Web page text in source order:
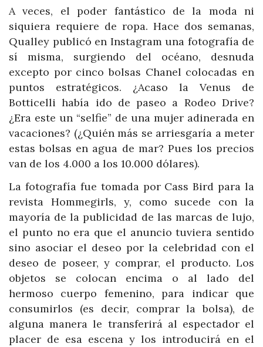
A veces, el poder fantástico de la moda ni
siquiera requiere de ropa. Hace dos semanas,
Qualley publicó en Instagram una fotografía de
sí misma, surgiendo del océano, desnuda
excepto por cinco bolsas Chanel colocadas en
puntos estratégicos. ¿Acaso la Venus de
Botticelli había ido de paseo a Rodeo Drive?
¿Era este un “selfie” de una mujer adinerada en
vacaciones? (¿Quién más se arriesgaría a meter
estas bolsas en agua de mar? Pues los precios
van de los 4.000 a los 10.000 dólares).
La fotografía fue tomada por Cass Bird para la
revista Hommegirls, y, como sucede con la
mayoría de la publicidad de las marcas de lujo,
el punto no era que el anuncio tuviera sentido
sino asociar el deseo por la celebridad con el
deseo de poseer, y comprar, el producto. Los
objetos se colocan encima o al lado del
hermoso cuerpo femenino, para indicar que
consumirlos (es decir, comprar la bolsa), de
alguna manera le transferirá al espectador el
placer de esa escena y los introducirá en el